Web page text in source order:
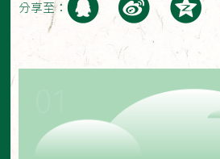
分享至：